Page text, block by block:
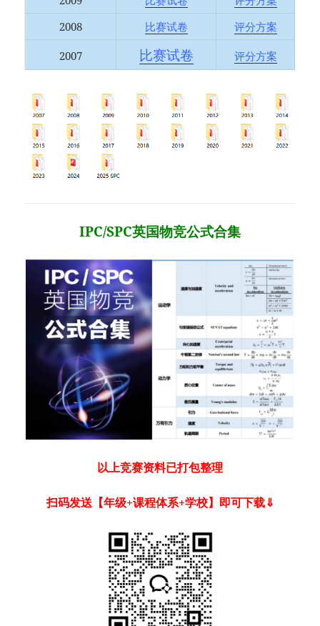
2008
比赛试卷 评分方案
2007 比赛试卷 评分方案
IPC/SPC英国物竞公式合集
以上竞赛资料已打包整理
扫码发送【年级+课程体系+学校】即可下载⇓